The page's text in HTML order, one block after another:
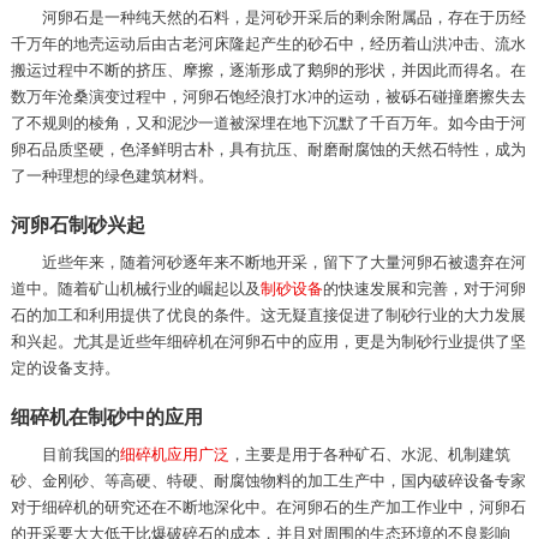
河卵石是一种纯天然的石料，是河砂开采后的剩余附属品，存在于历经
千万年的地壳运动后由古老河床隆起产生的砂石中，经历着山洪冲击、流水
搬运过程中不断的挤压、摩擦，逐渐形成了鹅卵的形状，并因此而得名。在
数万年沧桑演变过程中，河卵石饱经浪打水冲的运动，被砾石碰撞磨擦失去
了不规则的棱角，又和泥沙一道被深埋在地下沉默了千百万年。如今由于河
卵石品质坚硬，色泽鲜明古朴，具有抗压、耐磨耐腐蚀的天然石特性，成为
了一种理想的绿色建筑材料。
河卵石制砂兴起
近些年来，随着河砂逐年来不断地开采，留下了大量河卵石被遗弃在河
道中。随着矿山机械行业的崛起以及制砂设备的快速发展和完善，对于河卵
石的加工和利用提供了优良的条件。这无疑直接促进了制砂行业的大力发展
和兴起。尤其是近些年细碎机在河卵石中的应用，更是为制砂行业提供了坚
定的设备支持。
细碎机在制砂中的应用
目前我国的细碎机应用广泛 ，主要是用于各种矿石、水泥、机制建筑
砂、金刚砂、等高硬、特硬、耐腐蚀物料的加工生产中，国内破碎设备专家
对于细碎机的研究还在不断地深化中。在河卵石的生产加工作业中，河卵石
的开采要大大低于比爆破碎石的成本，并且对周围的生态环境的不良影响